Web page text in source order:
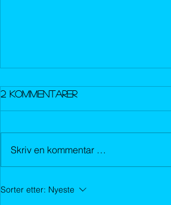
2 kommentarer
Skriv en kommentar …
Sorter etter: Nyeste